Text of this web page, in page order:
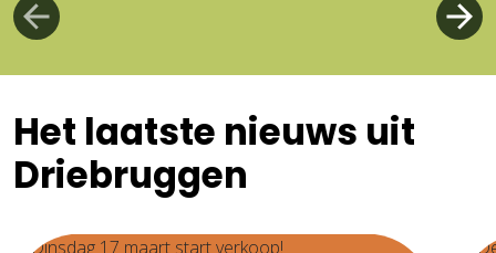
Het laatste nieuws uit
Driebruggen